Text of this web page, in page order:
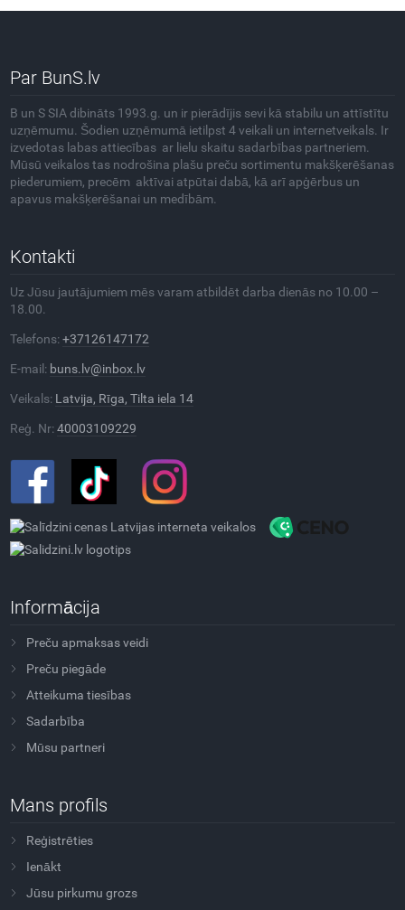
Par BunS.lv
B un S SIA dibināts 1993.g. un ir pierādījis sevi kā stabilu un attīstītu
uzņēmumu. Šodien uzņēmumā ietilpst 4 veikali un internetveikals. Ir
izvedotas labas attiecības ar lielu skaitu sadarbības partneriem.
Mūsū veikalos tas nodrošina plašu preču sortimentu makšķerēšanas
piederumiem, precēm aktīvai atpūtai dabā, kā arī apģērbus un
apavus makšķerēšanai un medībām.
Kontakti
Uz Jūsu jautājumiem mēs varam atbildēt darba dienās no 10.00 –
18.00.
Telefons:+37126147172
E-mail: buns.lv@inbox.lv
Veikals: Latvija, Rīga, Tilta iela 14
Reģ. Nr:40003109229
Informācija
Preču apmaksas veidi
Preču piegāde
Atteikuma tiesības
Sadarbība
Mūsu partneri
Mans profils
Reģistrēties
Ienākt
Jūsu pirkumu grozs